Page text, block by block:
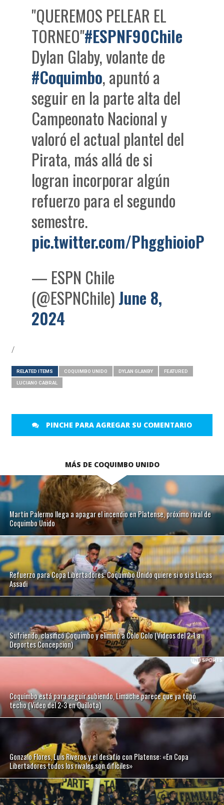
"QUEREMOS PELEAR EL
TORNEO"#ESPNF90Chile
Dylan Glaby, volante de
#Coquimbo, apuntó a
seguir en la parte alta del
Campeonato Nacional y
valoró el actual plantel del
Pirata, más allá de si
logran incorporar algún
refuerzo para el segundo
semestre.
pic.twitter.com/PhgghioioP
— ESPN Chile
(@ESPNChile)June 8,
2024
/
RELATED ITEMS COQUIMBO UNIDO DYLAN GLANBY FEATURED
LUCIANO CABRAL
PINCHE PARA AGREGAR SU COMENTARIO
MÁS DE COQUIMBO UNIDO
Martín Palermo llega a apagar el incendio en Platense, próximo rival de
Coquimbo Unido
Refuerzo para Copa Libertadores: Coquimbo Unido quiere si o si a Lucas
Assadi
Sufriendo, clasificó Coquimbo y eliminó a Colo Colo (Videos del 2-1 a
Deportes Concepcion)
Coquimbo está para seguir subiendo, Limache parece que ya topó
techo (Video del 2-3 en Quillota)
Gonzalo Flores, Luis Riveros y el desafío con Platense: «En Copa
Libertadores todos los rivales son difíciles»